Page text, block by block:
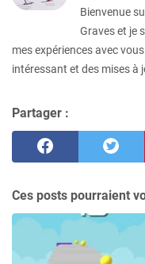
Bienvenue
Graves et je
mes expériences avec
intéressant et des mises à
Partager :
Ces posts pourraient